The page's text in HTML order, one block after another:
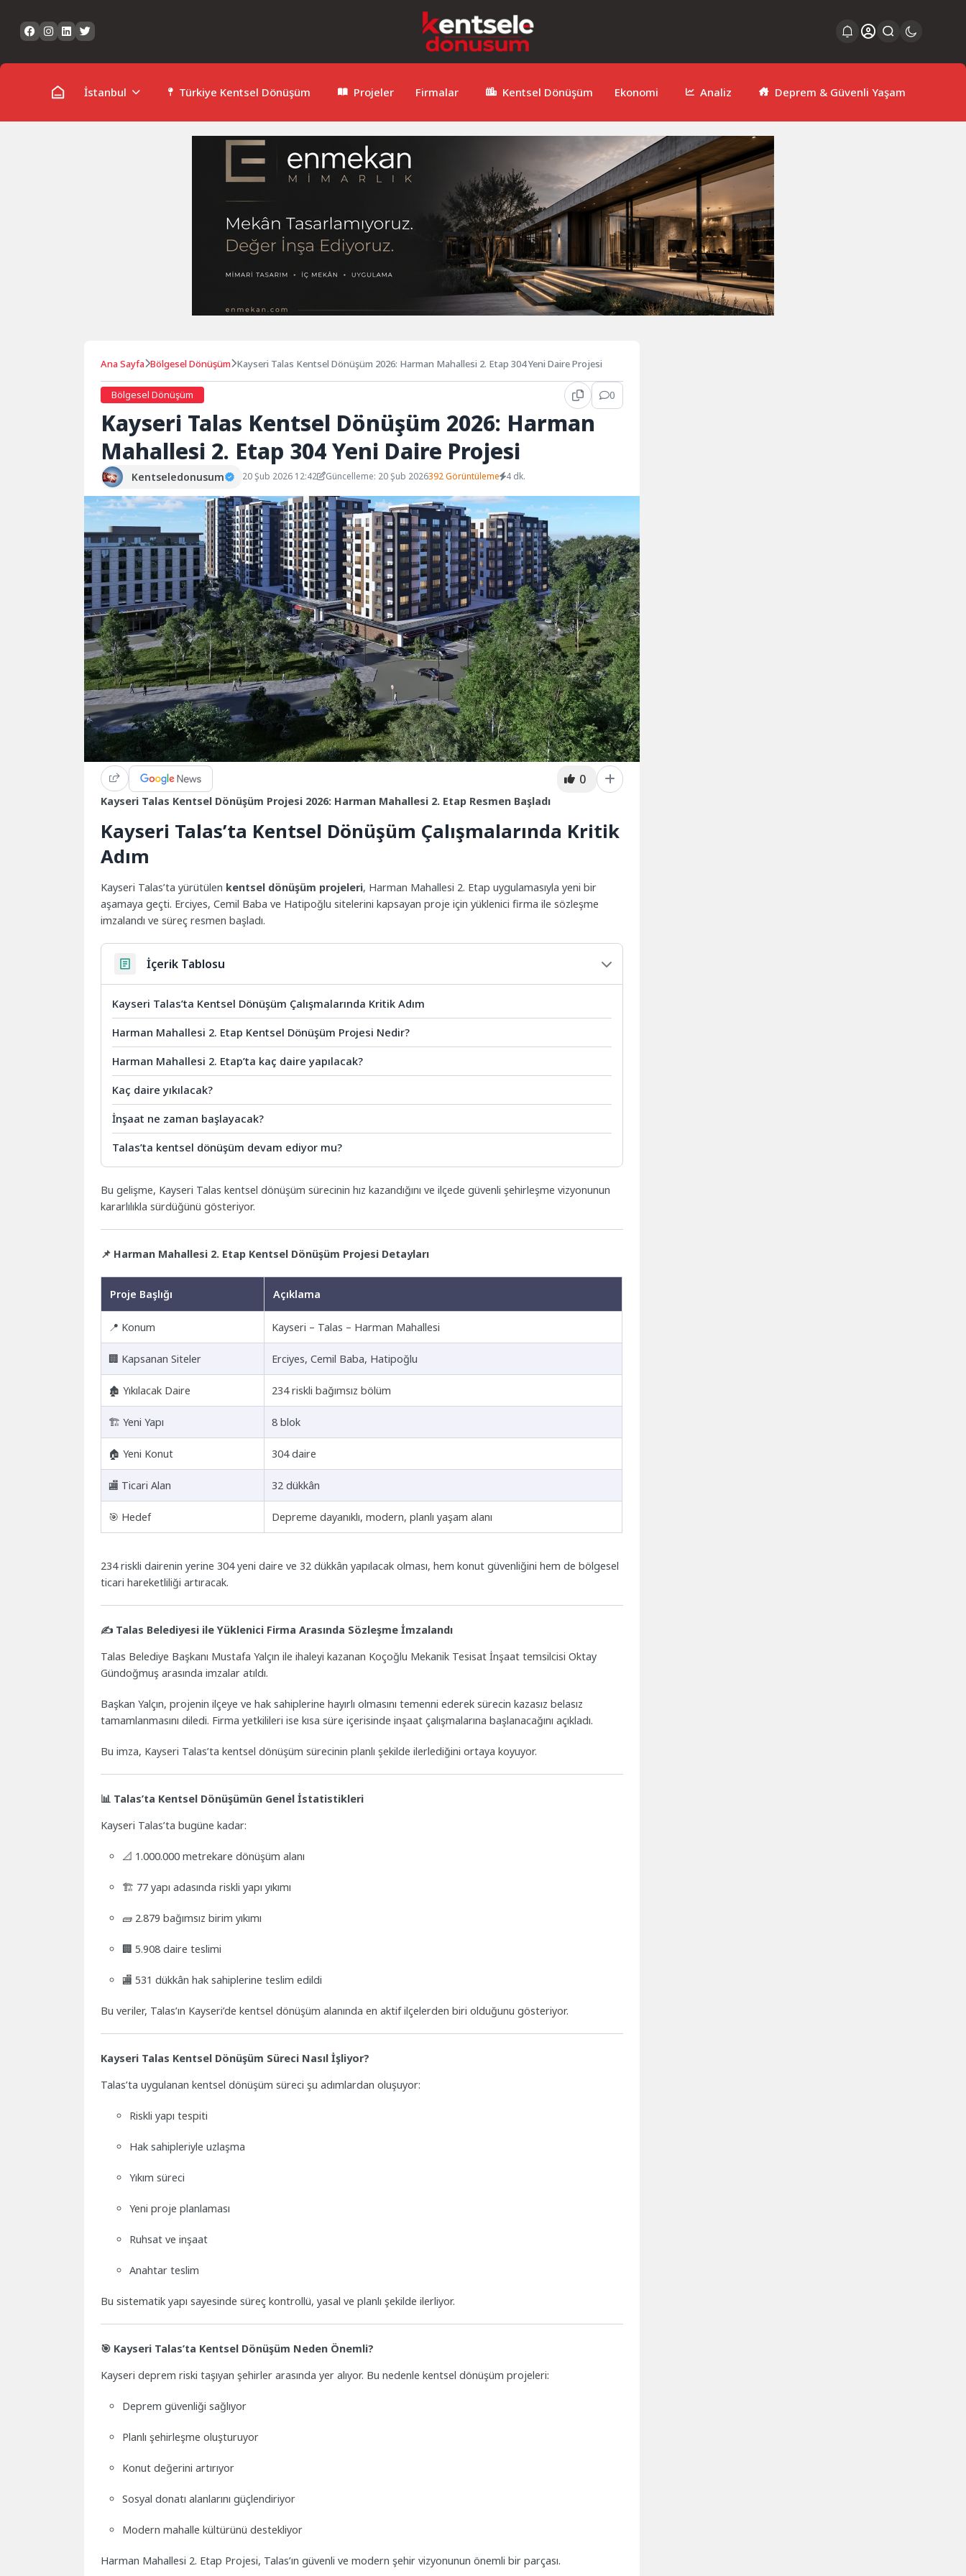
content
İstanbul Türkiye Kentsel Dönüşüm Projeler Firmalar Kentsel Dönüşüm Ekonomi Analiz Deprem & Güvenli Yaşam
Ana Sayfa Bölgesel Dönüşüm Kayseri Talas Kentsel Dönüşüm 2026: Harman Mahallesi 2. Etap 304 Yeni Daire Projesi
Bölgesel Dönüşüm 0
Kayseri Talas Kentsel Dönüşüm 2026: Harman
Mahallesi 2. Etap 304 Yeni Daire Projesi
Kentseledonusum 20 Şub 2026 12:42 Güncelleme: 20 Şub 2026392 Görüntüleme 4 dk.
0
Kayseri Talas Kentsel Dönüşüm Projesi 2026: Harman Mahallesi 2. Etap Resmen Başladı
Kayseri Talas’ta Kentsel Dönüşüm Çalışmalarında Kritik
Adım
Kayseri Talas’ta yürütülen kentsel dönüşüm projeleri, Harman Mahallesi 2. Etap uygulamasıyla yeni bir
aşamaya geçti. Erciyes, Cemil Baba ve Hatipoğlu sitelerini kapsayan proje için yüklenici firma ile sözleşme
imzalandı ve süreç resmen başladı.
İçerik Tablosu
Kayseri Talas’ta Kentsel Dönüşüm Çalışmalarında Kritik Adım
Harman Mahallesi 2. Etap Kentsel Dönüşüm Projesi Nedir?
Harman Mahallesi 2. Etap’ta kaç daire yapılacak?
Kaç daire yıkılacak?
İnşaat ne zaman başlayacak?
Talas’ta kentsel dönüşüm devam ediyor mu?
Bu gelişme, Kayseri Talas kentsel dönüşüm sürecinin hız kazandığını ve ilçede güvenli şehirleşme vizyonunun
kararlılıkla sürdüğünü gösteriyor.
📌 Harman Mahallesi 2. Etap Kentsel Dönüşüm Projesi Detayları
Proje Başlığı Açıklama
📍 Konum Kayseri – Talas – Harman Mahallesi
🏢 Kapsanan Siteler Erciyes, Cemil Baba, Hatipoğlu
🏚️ Yıkılacak Daire 234 riskli bağımsız bölüm
🏗️ Yeni Yapı 8 blok
🏠 Yeni Konut 304 daire
🏬 Ticari Alan 32 dükkân
🎯 Hedef Depreme dayanıklı, modern, planlı yaşam alanı
234 riskli dairenin yerine 304 yeni daire ve 32 dükkân yapılacak olması, hem konut güvenliğini hem de bölgesel
ticari hareketliliği artıracak.
✍️ Talas Belediyesi ile Yüklenici Firma Arasında Sözleşme İmzalandı
Talas Belediye Başkanı Mustafa Yalçın ile ihaleyi kazanan Koçoğlu Mekanik Tesisat İnşaat temsilcisi Oktay
Gündoğmuş arasında imzalar atıldı.
Başkan Yalçın, projenin ilçeye ve hak sahiplerine hayırlı olmasını temenni ederek sürecin kazasız belasız
tamamlanmasını diledi. Firma yetkilileri ise kısa süre içerisinde inşaat çalışmalarına başlanacağını açıkladı.
Bu imza, Kayseri Talas’ta kentsel dönüşüm sürecinin planlı şekilde ilerlediğini ortaya koyuyor.
📊 Talas’ta Kentsel Dönüşümün Genel İstatistikleri
Kayseri Talas’ta bugüne kadar:
📐 1.000.000 metrekare dönüşüm alanı
🏗️ 77 yapı adasında riskli yapı yıkımı
🧱 2.879 bağımsız birim yıkımı
🏢 5.908 daire teslimi
🏬 531 dükkân hak sahiplerine teslim edildi
Bu veriler, Talas’ın Kayseri’de kentsel dönüşüm alanında en aktif ilçelerden biri olduğunu gösteriyor.
Kayseri Talas Kentsel Dönüşüm Süreci Nasıl İşliyor?
Talas’ta uygulanan kentsel dönüşüm süreci şu adımlardan oluşuyor:
Riskli yapı tespiti
Hak sahipleriyle uzlaşma
Yıkım süreci
Yeni proje planlaması
Ruhsat ve inşaat
Anahtar teslim
Bu sistematik yapı sayesinde süreç kontrollü, yasal ve planlı şekilde ilerliyor.
🎯 Kayseri Talas’ta Kentsel Dönüşüm Neden Önemli?
Kayseri deprem riski taşıyan şehirler arasında yer alıyor. Bu nedenle kentsel dönüşüm projeleri:
Deprem güvenliği sağlıyor
Planlı şehirleşme oluşturuyor
Konut değerini artırıyor
Sosyal donatı alanlarını güçlendiriyor
Modern mahalle kültürünü destekliyor
Harman Mahallesi 2. Etap Projesi, Talas’ın güvenli ve modern şehir vizyonunun önemli bir parçası.